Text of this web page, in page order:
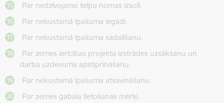
Par nedzīvojamo telpu nomas izsoli.
Par nekustamā īpašuma iegādi.
Par nekustamā īpašuma sadalīšanu.
Par zemes ierīcības projekta izstrādes uzsākšanu un
darba uzdevuma apstiprināšanu.
Par nekustamā īpašuma atsavināšanu.
Par zemes gabala lietošanas mērķi.